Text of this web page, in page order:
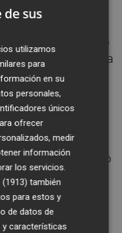
el medio
representa la
Técnico Conjunto
la experiencia
profesionales de
preocupados por
en la salud que
carecen de acceso
climática
abordar estos
otro lado,
que disponen
de sus
utilizamos
para
en su
personales,
únicos
ofrecer
medir
información
los servicios.
también
para estos y
de datos de
características